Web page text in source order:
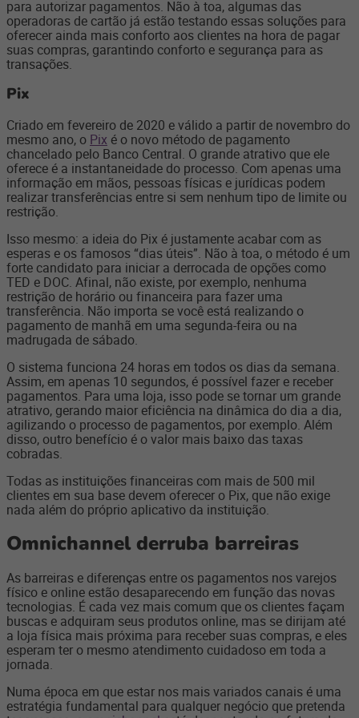
para autorizar pagamentos. Não à toa, algumas das
operadoras de cartão já estão testando essas soluções para
oferecer ainda mais conforto aos clientes na hora de pagar
suas compras, garantindo conforto e segurança para as
transações.
Pix
Criado em fevereiro de 2020 e válido a partir de novembro do
mesmo ano, o Pix é o novo método de pagamento
chancelado pelo Banco Central. O grande atrativo que ele
oferece é a instantaneidade do processo. Com apenas uma
informação em mãos, pessoas físicas e jurídicas podem
realizar transferências entre si sem nenhum tipo de limite ou
restrição.
Isso mesmo: a ideia do Pix é justamente acabar com as
esperas e os famosos “dias úteis”. Não à toa, o método é um
forte candidato para iniciar a derrocada de opções como
TED e DOC. Afinal, não existe, por exemplo, nenhuma
restrição de horário ou financeira para fazer uma
transferência. Não importa se você está realizando o
pagamento de manhã em uma segunda-feira ou na
madrugada de sábado.
O sistema funciona 24 horas em todos os dias da semana.
Assim, em apenas 10 segundos, é possível fazer e receber
pagamentos. Para uma loja, isso pode se tornar um grande
atrativo, gerando maior eficiência na dinâmica do dia a dia,
agilizando o processo de pagamentos, por exemplo. Além
disso, outro benefício é o valor mais baixo das taxas
cobradas.
Todas as instituições financeiras com mais de 500 mil
clientes em sua base devem oferecer o Pix, que não exige
nada além do próprio aplicativo da instituição.
Omnichannel derruba barreiras
As barreiras e diferenças entre os pagamentos nos varejos
físico e online estão desaparecendo em função das novas
tecnologias. É cada vez mais comum que os clientes façam
buscas e adquiram seus produtos online, mas se dirijam até
a loja física mais próxima para receber suas compras, e eles
esperam ter o mesmo atendimento cuidadoso em toda a
jornada.
Numa época em que estar nos mais variados canais é uma
estratégia fundamental para qualquer negócio que pretenda